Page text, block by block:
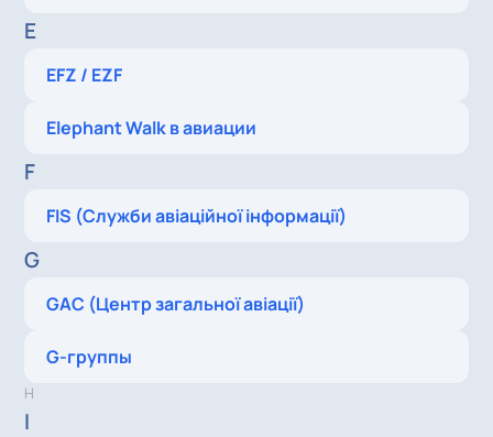
E
EFZ / EZF
Elephant Walk в авиации
F
FIS (Служби авіаційної інформації)
G
GAC (Центр загальної авіації)
G-группы
H
I